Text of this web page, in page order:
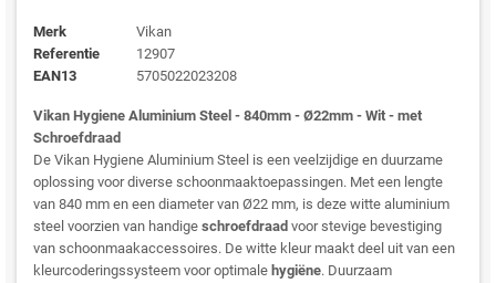
Merk
Vikan
Referentie
12907
EAN13
5705022023208
Vikan Hygiene Aluminium Steel - 840mm - Ø22mm - Wit - met
Schroefdraad
De Vikan Hygiene Aluminium Steel is een veelzijdige en duurzame
oplossing voor diverse schoonmaaktoepassingen. Met een lengte
van 840 mm en een diameter van Ø22 mm, is deze witte aluminium
steel voorzien van handige schroefdraad voor stevige bevestiging
van schoonmaakaccessoires. De witte kleur maakt deel uit van een
kleurcoderingssysteem voor optimale hygiëne. Duurzaam